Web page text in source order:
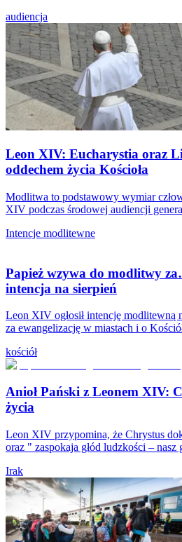
audiencja
Leon XIV: Eucharystia oraz
oddechem życia Kościoła
Modlitwa to podstawowy wymiar
XIV podczas środowej audiencji
Intencje modlitewne
Papież wzywa do modlitwy
intencja na sierpień
Leon XIV ogłosił intencję modlitewną
za ewangelizację w miastach i o
kościół
Anioł Pański z Leonem XIV:
życia
Leon XIV przypomina, że Chrystus
oraz " zaspokaja głód ludzkości – nasz
Irak